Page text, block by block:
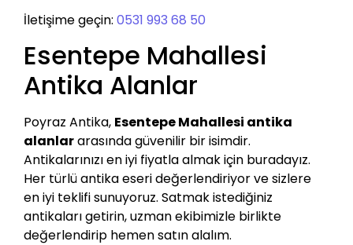
İletişime geçin: 0531 993 68 50
Esentepe Mahallesi
Antika Alanlar
Poyraz Antika, Esentepe Mahallesi antika
alanlararasında güvenilir bir isimdir.
Antikalarınızı en iyi fiyatla almak için buradayız.
Her türlü antika eseri değerlendiriyor ve sizlere
en iyi teklifi sunuyoruz. Satmak istediğiniz
antikaları getirin, uzman ekibimizle birlikte
değerlendirip hemen satın alalım.